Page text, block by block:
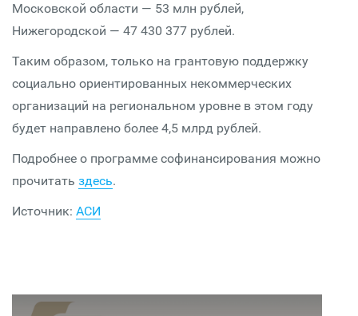
Московской области — 53 млн рублей,
Нижегородской — 47 430 377 рублей.
Таким образом, только на грантовую поддержку
социально ориентированных некоммерческих
организаций на региональном уровне в этом году
будет направлено более 4,5 млрд рублей.
Подробнее о программе софинансирования можно
прочитать здесь.
Источник: АСИ